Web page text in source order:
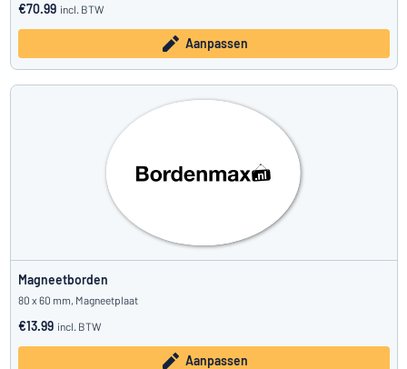
€70.99 incl. BTW
Aanpassen
Magneetborden
80 x 60 mm, Magneetplaat
€13.99 incl. BTW
Aanpassen